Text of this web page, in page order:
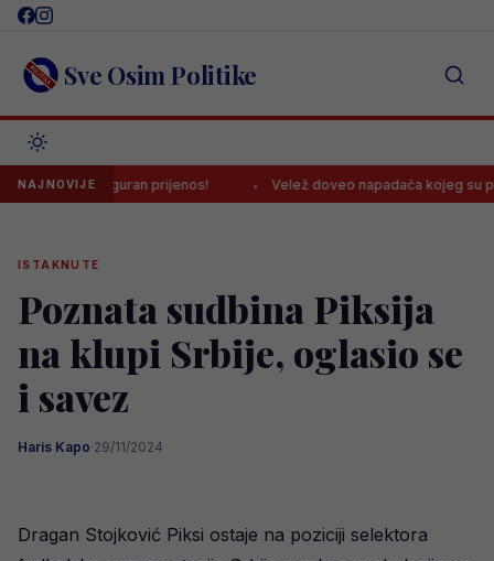
Skip
content Sve Osim Politike
NAJNOVIJE
osiguran prijenos! Velež doveo napadača kojeg su poredili sa
ISTAKNUTE
Poznata sudbina Piksija
na klupi Srbije, oglasio se
i savez
Haris Kapo·29/11/2024
Dragan Stojković Piksi ostaje na poziciji selektora